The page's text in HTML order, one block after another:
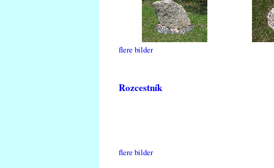
flere bilder
Rozcestník
flere bilder